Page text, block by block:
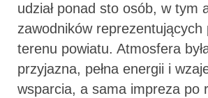
udział ponad sto osób, w tym
zawodników reprezentujących
terenu powiatu. Atmosfera
przyjazna, pełna energii i
wsparcia, a sama impreza po